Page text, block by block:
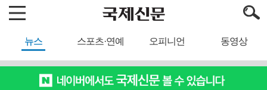
뉴스 스포츠·연예 오피니언 동영상